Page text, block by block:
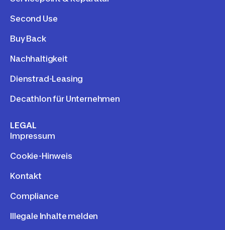
Second Use
Buy Back
Nachhaltigkeit
Dienstrad-Leasing
Decathlon für Unternehmen
LEGAL
Impressum
Cookie-Hinweis
Kontakt
Compliance
Illegale Inhalte melden